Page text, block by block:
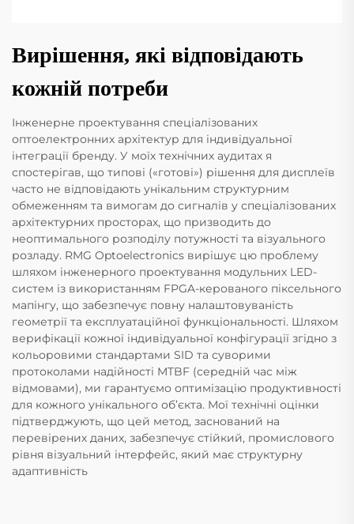
Вирішення, які відповідають
кожній потреби
Інженерне проектування спеціалізованих
оптоелектронних архітектур для індивідуальної
інтеграції бренду. У моїх технічних аудитах я
спостерігав, що типові («готові») рішення для дисплеїв
часто не відповідають унікальним структурним
обмеженням та вимогам до сигналів у спеціалізованих
архітектурних просторах, що призводить до
неоптимального розподілу потужності та візуального
розладу. RMG Optoelectronics вирішує цю проблему
шляхом інженерного проектування модульних LED-
систем із використанням FPGA-керованого піксельного
мапінгу, що забезпечує повну налаштовуваність
геометрії та експлуатаційної функціональності. Шляхом
верифікації кожної індивідуальної конфігурації згідно з
кольоровими стандартами SID та суворими
протоколами надійності MTBF (середній час між
відмовами), ми гарантуємо оптимізацію продуктивності
для кожного унікального об’єкта. Мої технічні оцінки
підтверджують, що цей метод, заснований на
перевірених даних, забезпечує стійкий, промислового
рівня візуальний інтерфейс, який має структурну
адаптивність